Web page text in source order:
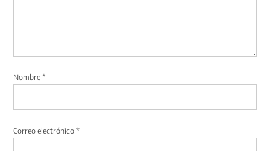
Nombre*
Correo electrónico*